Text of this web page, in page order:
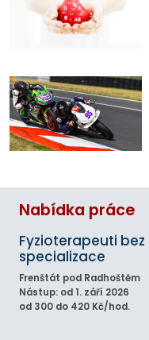
Nabídka práce
Fyzioterapeuti bez
specializace
Frenštát pod Radhoštěm
Nástup: od 1. září 2026
od 300 do 420 Kč/hod.